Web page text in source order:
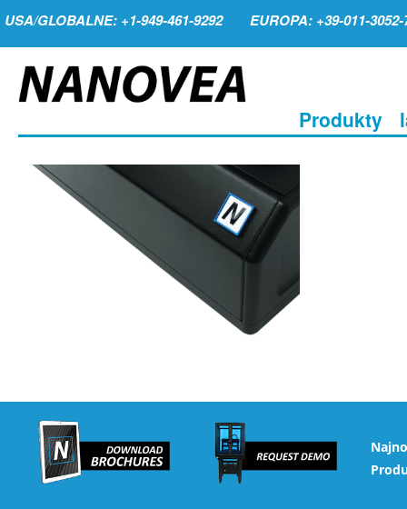
USA/GLOBALNE: +1-949-461-9292 EUROPA: +39-011-3052-
Produkty